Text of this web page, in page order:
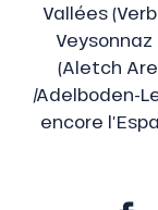
Vallées
(Aletch
/Adelboden-
encore